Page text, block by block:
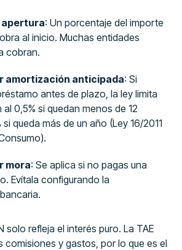
apertura: Un porcentaje del importe
al inicio. Muchas entidades
cobran.
amortización anticipada: Si
antes de plazo, la ley limita
0,5% si quedan menos de 12
si queda más de un año (Ley 16/2011
mora: Se aplica si no pagas una
Evítala configurando la
solo refleja el interés puro. La TAE
comisiones y gastos, por lo que es el